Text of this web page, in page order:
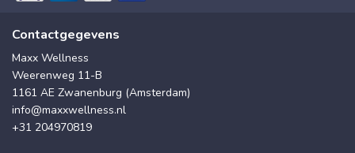
Contactgegevens
Maxx Wellness
Weerenweg 11-B
1161 AE Zwanenburg (Amsterdam)
info@maxxwellness.nl
+31 204970819